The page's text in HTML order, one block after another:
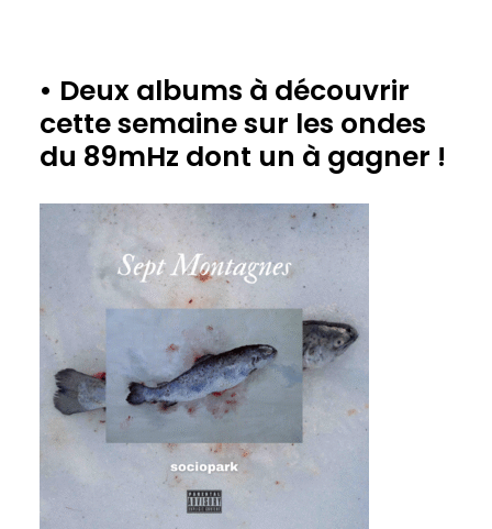
• Deux albums à découvrir
cette semaine sur les ondes
du 89mHz dont un à gagner !